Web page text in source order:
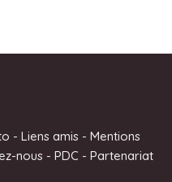
- Liens amis - Mentions
nous- PDC - Partenariat